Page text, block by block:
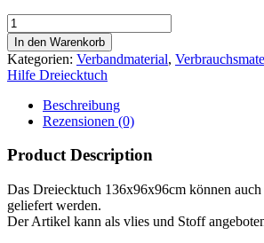
Dreiecktuch
vlies
Menge
In den Warenkorb
Kategorien: Verbandmaterial,
Hilfe Dreiecktuch
Beschreibung
Rezensionen (0)
Product Description
Das Dreiecktuch 136x96x96cm können
geliefert werden.
Der Artikel kann als vlies und Stoff